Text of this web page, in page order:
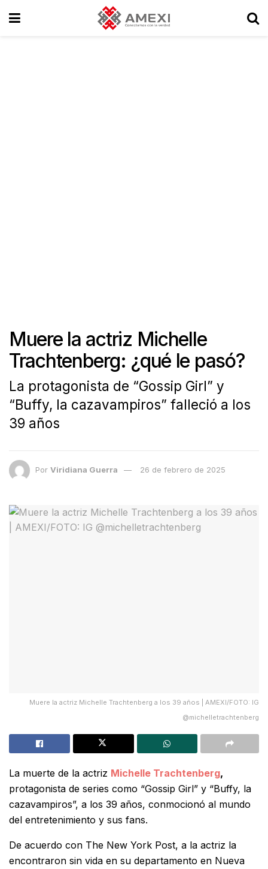
Muere la actriz Michelle
Trachtenberg: ¿qué le pasó?
La protagonista de “Gossip Girl” y
“Buffy, la cazavampiros” falleció a los
39 años
Por Viridiana Guerra 26 de febrero de 2025
Muere la actriz Michelle Trachtenberg a los 39 años | AMEXI/FOTO: IG
@michelletrachtenberg
La muerte de la actriz Michelle Trachtenberg,
protagonista de series como “Gossip Girl” y “Buffy, la
cazavampiros”, a los 39 años, conmocionó al mundo
del entretenimiento y sus fans.
De acuerdo con The New York Post, a la actriz la
encontraron sin vida en su departamento en Nueva